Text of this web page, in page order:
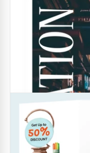
Opuscolo del
potenziali
Google Slides